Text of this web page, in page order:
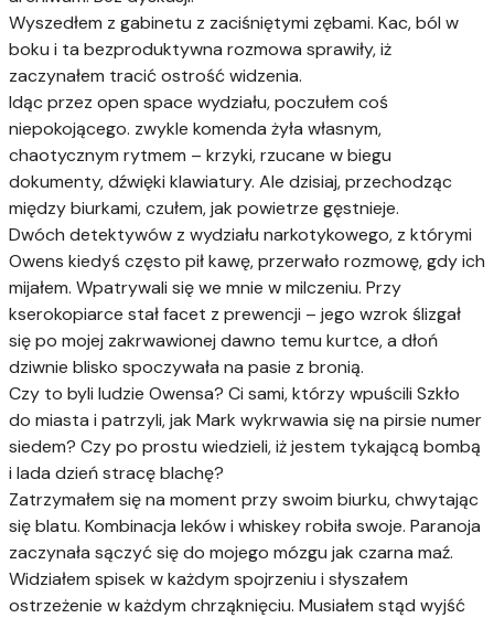
Wyszedłem z gabinetu z zaciśniętymi zębami. Kac, ból w
boku i ta bezproduktywna rozmowa sprawiły, iż
zaczynałem tracić ostrość widzenia.
Idąc przez open space wydziału, poczułem coś
niepokojącego. zwykle komenda żyła własnym,
chaotycznym rytmem – krzyki, rzucane w biegu
dokumenty, dźwięki klawiatury. Ale dzisiaj, przechodząc
między biurkami, czułem, jak powietrze gęstnieje.
Dwóch detektywów z wydziału narkotykowego, z którymi
Owens kiedyś często pił kawę, przerwało rozmowę, gdy ich
mijałem. Wpatrywali się we mnie w milczeniu. Przy
kserokopiarce stał facet z prewencji – jego wzrok ślizgał
się po mojej zakrwawionej dawno temu kurtce, a dłoń
dziwnie blisko spoczywała na pasie z bronią.
Czy to byli ludzie Owensa? Ci sami, którzy wpuścili Szkło
do miasta i patrzyli, jak Mark wykrwawia się na pirsie numer
siedem? Czy po prostu wiedzieli, iż jestem tykającą bombą
i lada dzień stracę blachę?
Zatrzymałem się na moment przy swoim biurku, chwytając
się blatu. Kombinacja leków i whiskey robiła swoje. Paranoja
zaczynała sączyć się do mojego mózgu jak czarna maź.
Widziałem spisek w każdym spojrzeniu i słyszałem
ostrzeżenie w każdym chrząknięciu. Musiałem stąd wyjść